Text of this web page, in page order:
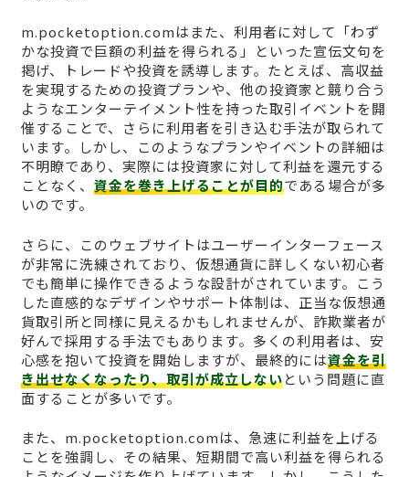
m.pocketoption.comはまた、利用者に対して「わず
かな投資で巨額の利益を得られる」といった宣伝文句を
掲げ、トレードや投資を誘導します。たとえば、高収益
を実現するための投資プランや、他の投資家と競り合う
ようなエンターテイメント性を持った取引イベントを開
催することで、さらに利用者を引き込む手法が取られて
います。しかし、このようなプランやイベントの詳細は
不明瞭であり、実際には投資家に対して利益を還元する
ことなく、 資金を巻き上げることが目的である場合が多
いのです。
さらに、このウェブサイトはユーザーインターフェース
が非常に洗練されており、仮想通貨に詳しくない初心者
でも簡単に操作できるような設計がされています。こう
した直感的なデザインやサポート体制は、正当な仮想通
貨取引所と同様に見えるかもしれませんが、詐欺業者が
好んで採用する手法でもあります。多くの利用者は、安
心感を抱いて投資を開始しますが、最終的には資金を引
き出せなくなったり、取引が成立しないという問題に直
面することが多いです。
また、m.pocketoption.comは、急速に利益を上げる
ことを強調し、その結果、短期間で高い利益を得られる